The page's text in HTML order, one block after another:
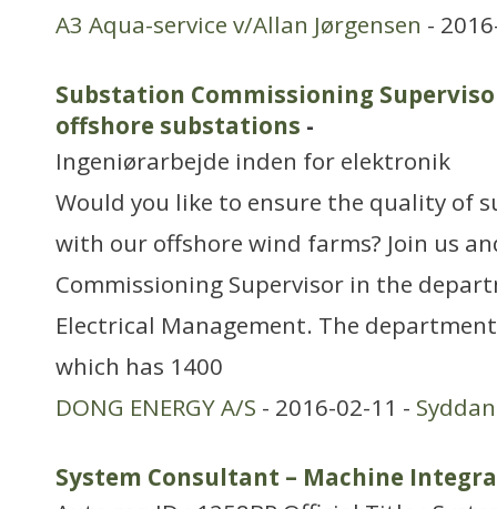
A3 Aqua-service v/Allan Jørgensen -
Substation Commissioning
offshore substations -
Ingeniørarbejde inden for elektronik
Would you like to ensure the quality of
with our offshore wind farms? Join us
Commissioning Supervisor in the
Electrical Management. The
which has 1400
DONG ENERGY A/S - 2016-02-11 -
System Consultant – Machine